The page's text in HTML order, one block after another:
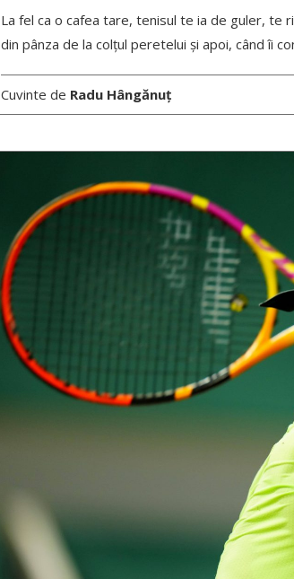
La fel ca o cafea tare, tenisul te ia de guler, te
din pânza de la colțul peretelui și apoi, când îi
Cuvinte de Radu Hângănuț